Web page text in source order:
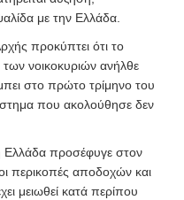
με την Ελλάδα.
προκύπτει ότι το
νοικοκυριών ανήλθε
στο πρώτο τρίμηνο του
που ακολούθησε δεν
προσέφυγε στον
περικοπές αποδοχών και
μειωθεί κατά περίπου